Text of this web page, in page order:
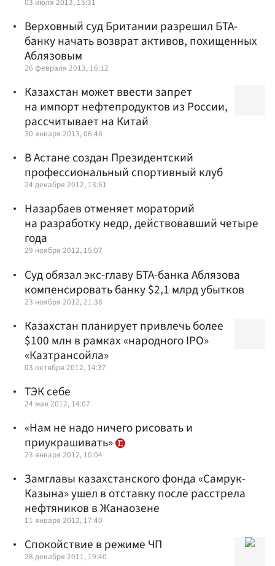
Верховный суд Британии разрешил БТА-
банку начать возврат активов, похищенных
Аблязовым
26 февраля 2013, 16:12
Казахстан может ввести запрет
на импорт нефтепродуктов из России,
рассчитывает на Китай
30 января 2013, 06:48
В Астане создан Президентский
профессиональный спортивный клуб
24 декабря 2012, 13:51
Назарбаев отменяет мораторий
на разработку недр, действовавший четыре
года
29 ноября 2012, 15:07
Суд обязал экс-главу БТА-банка Аблязова
компенсировать банку $2,1 млрд убытков
23 ноября 2012, 21:38
Казахстан планирует привлечь более
$100 млн в рамках «народного IPO»
«Казтрансойла»
03 октября 2012, 14:37
ТЭК себе
24 мая 2012, 14:07
«Нам не надо ничего рисовать и
приукрашивать»
23 января 2012, 10:04
Замглавы казахстанского фонда «Самрук-
Казына» ушел в отставку после расстрела
нефтяников в Жанаозене
11 января 2012, 17:40
Спокойствие в режиме ЧП
28 декабря 2011, 19:40